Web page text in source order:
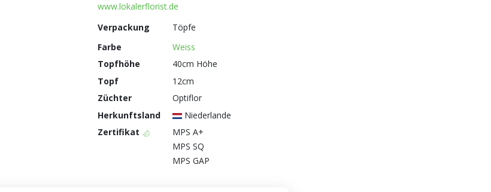
www.lokalerflorist.de
Verpackung
Töpfe
Farbe
Weiss
Topfhöhe
40cm Höhe
Topf
12cm
Züchter
Optiflor
Herkunftsland
Niederlande
Zertifikat
MPS A+
MPS SQ
MPS GAP